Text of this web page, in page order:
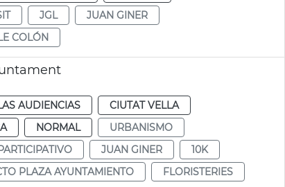
JGL
JUAN GINER
COLÓN
AUDIENCIAS
CIUTAT VELLA
NORMAL
URBANISMO
JUAN GINER
10K
PLAZA AYUNTAMIENTO
FLORISTERIES